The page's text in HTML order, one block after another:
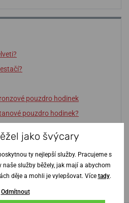
pouzdro hodinek
pouzdro hodinek?
↓ Vstoupit do poradny
jako švýcary
ty nejlepší služby. Pracujeme s
služby běžely, jak mají a abychom
děje a mohli je vylepšovat. Více tady.
Odmítnout